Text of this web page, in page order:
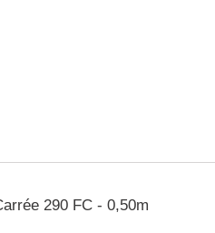
290 FC - 0,50m